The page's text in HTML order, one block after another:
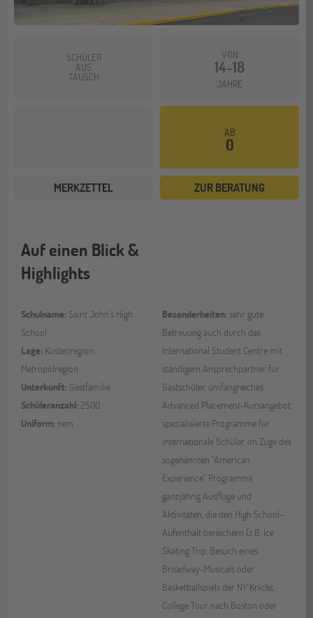
SCHÜLER
AUS
TAUSCH
VON
14-18
JAHRE
AB
0
MERKZETTEL ZUR BERATUNG
Auf einen Blick &
Highlights
Schulname: Saint John's High
School
Lage: Küstenregion,
Metropolregion
Unterkunft: Gastfamilie
Schüleranzahl: 2500
Uniform: nein
Besonderheiten: sehr gute
Betreuung auch durch das
International Student Centre mit
ständigem Ansprechpartner für
Gastschüler, umfangreiches
Advanced Placement-Kursangebot,
spezialisierte Programme für
internationale Schüler, im Zuge des
sogenannten "American
Experience" Programms
ganzjährig Ausflüge und
Aktivitäten, die den High School-
Aufenthalt bereichern (z.B. Ice
Skating Trip, Besuch eines
Broadway-Musicals oder
Basketballspiels der NY Knicks,
College Tour nach Boston oder